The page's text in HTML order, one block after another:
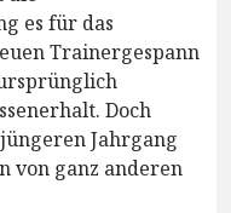
es für das
Trainergespann
Doch
Jahrgang
von ganz anderen